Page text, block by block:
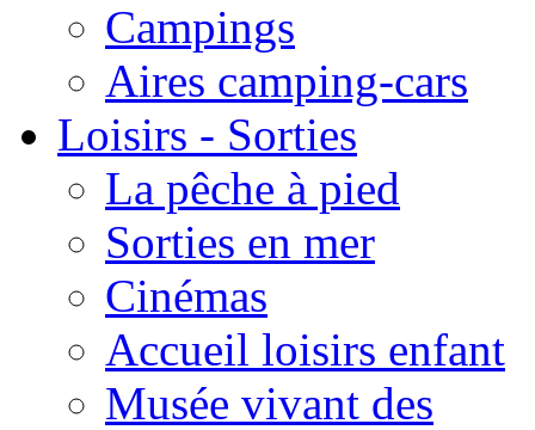
Campings
Aires camping-cars
Loisirs - Sorties
La pêche à pied
Sorties en mer
Cinémas
Accueil loisirs enfant
Musée vivant des